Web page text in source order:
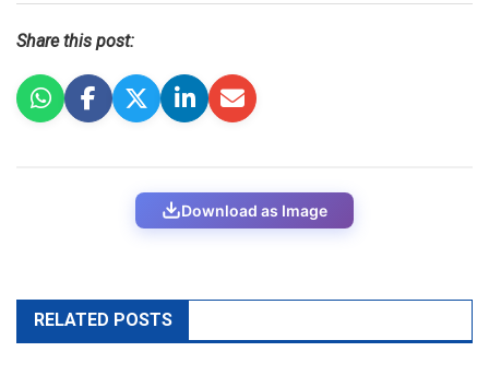
Share this post:
Download as Image
RELATED POSTS